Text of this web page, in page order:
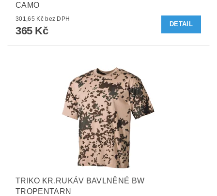
CAMO
301,65 Kč bez DPH
365 Kč
DETAIL
TRIKO KR.RUKÁV BAVLNĚNÉ BW
TROPENTARN